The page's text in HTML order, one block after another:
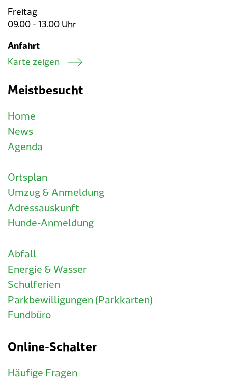
Freitag
09.00 - 13.00 Uhr
Anfahrt
Karte zeigen
Meistbesucht
Home
News
Agenda
Ortsplan
Umzug & Anmeldung
Adressauskunft
Hunde-Anmeldung
Abfall
Energie & Wasser
Schulferien
Parkbewilligungen (Parkkarten)
Fundbüro
Online-Schalter
Häufige Fragen